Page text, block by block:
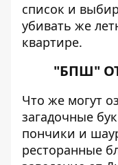
список и
убивать же
квартире.
"БПШ"
Что же могут
загадочные
пончики и
ресторанные